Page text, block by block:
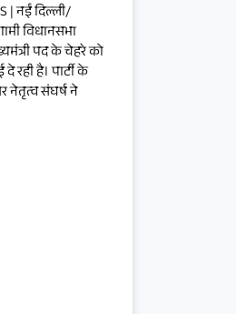
| नईं दिल्ली/
विधानसभा
पद के चेहरे को
है। पार्टी के
नेतृत्व संघर्ष ने